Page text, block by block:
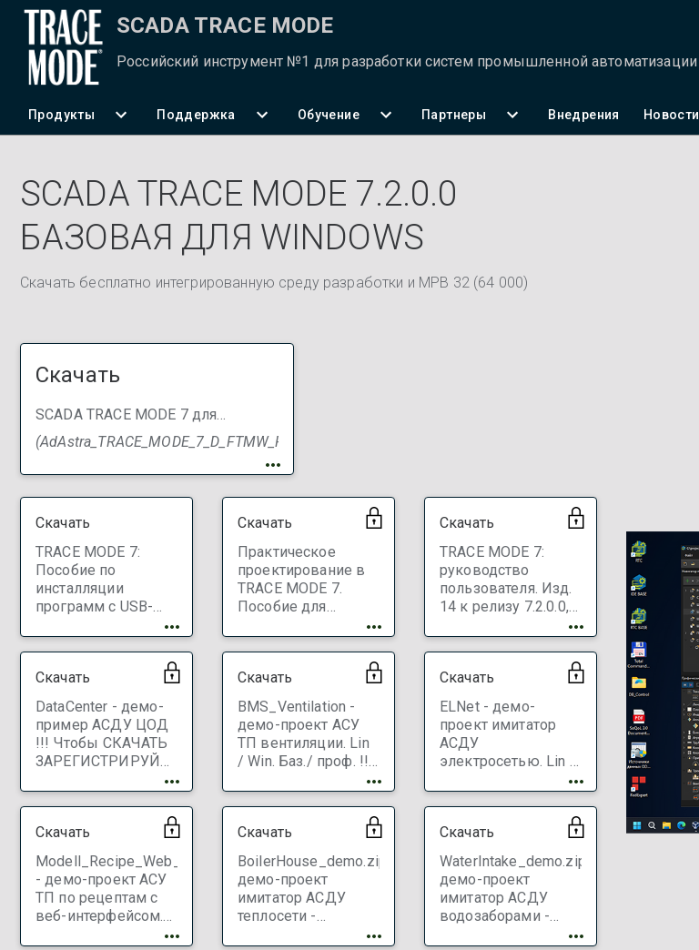
Российский инструмент №1 для разработки систем промышленной автоматизации
SCADA TRACE MODE
Продукты Поддержка Обучение Партнеры Внедрения Новости
SCADA TRACE MODE 7.2.0.0
БАЗОВАЯ ДЛЯ WINDOWS
Скачать бесплатно интегрированную среду разработки и МРВ 32 (64 000)
Скачать
SCADA TRACE MODE 7 для
Windows, базовая линия, рел.
7.20.0 (D-FTMW-7-64K-B-RU-WIN).
(AdAstra_TRACE_MODE_7_D_FTMW_RU_WIN_base_7.2.0.0.zip)
Скачать
TRACE MODE 7:
Пособие по
инсталляции
программ с USB-
издание. Linux /
Скачать
Практическое
проектирование в
TRACE MODE 7.
Пособие для
систем
автоматизации, 2-е
издание, М.:
АдАстра, 2025, 228
с. !!! Чтобы
СКАЧАТЬ
ЗАРЕГИСТРИРУЙТЕ
инструментальную
систему !!!
Скачать
TRACE MODE 7:
руководство
пользователя. Изд.
14 к релизу 7.2.0.0,
939 с. !!! Чтобы
ЗАРЕГИСТРИРУЙТЕ
инструментальную
систему !!!
Скачать
DataCenter - демо-
пример АСДУ ЦОД
!!! Чтобы СКАЧАТЬ
ЗАРЕГИСТРИРУЙТЕ
инструментальную
систему !!!
Скачать
BMS_Ventilation -
демо-проект АСУ
ТП вентиляции. Lin
/ Win. Баз./ проф. !!!
ЗАРЕГИСТРИРУЙТЕ
инструментальную
систему !!!
Скачать
ELNet - демо-
проект имитатор
АСДУ
электросетью. Lin /
Чтобы СКАЧАТЬ
ЗАРЕГИСТРИРУЙТЕ
инструментальную
систему !!!
Скачать
Modell_Recipe_Web_demo
- демо-проект АСУ
ТП по рецептам с
веб-интерфейсом.
Lin / Win. Баз./ проф.
Скачать
BoilerHouse_demo.zip
демо-проект
имитатор АСДУ
теплосети -
Скачать
WaterIntake_demo.zip
демо-проект
имитатор АСДУ
водозаборами -